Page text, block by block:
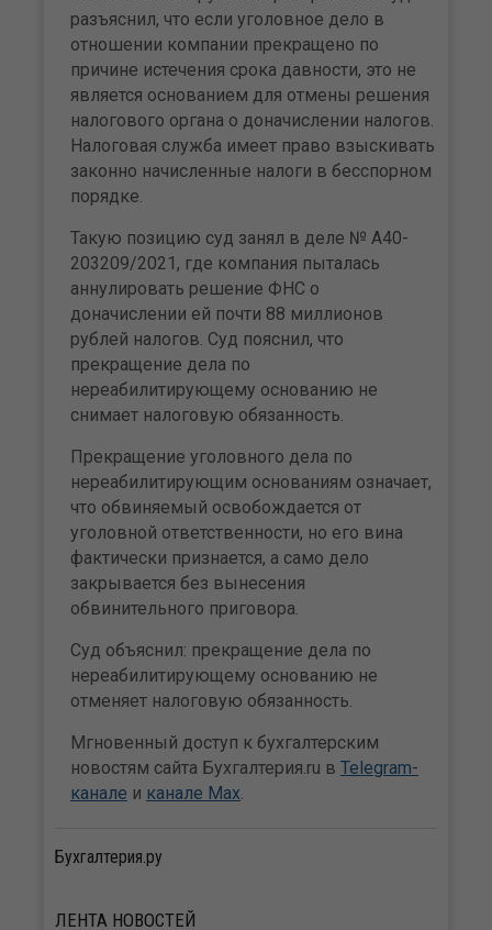
разъяснил, что если уголовное дело в
отношении компании прекращено по
причине истечения срока давности, это не
является основанием для отмены решения
налогового органа о доначислении налогов.
Налоговая служба имеет право взыскивать
законно начисленные налоги в бесспорном
порядке.
Такую позицию суд занял в деле № А40-
203209/2021, где компания пыталась
аннулировать решение ФНС о
доначислении ей почти 88 миллионов
рублей налогов. Суд пояснил, что
прекращение дела по
нереабилитирующему основанию не
снимает налоговую обязанность.
Прекращение уголовного дела по
нереабилитирующим основаниям означает,
что обвиняемый освобождается от
уголовной ответственности, но его вина
фактически признается, а само дело
закрывается без вынесения
обвинительного приговора.
Суд объяснил: прекращение дела по
нереабилитирующему основанию не
отменяет налоговую обязанность.
Мгновенный доступ к бухгалтерским
новостям сайта Бухгалтерия.ru в Telegram-
канале и канале Max.
Бухгалтерия.ру
ЛЕНТА НОВОСТЕЙ